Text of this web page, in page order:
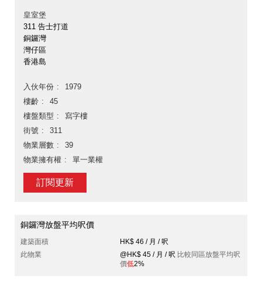
皇室堡
311 告士打道
銅鑼灣
灣仔區
香港島
入伙年份
1979
樓齡
45
樓盤類型
寫字樓
街號
311
物業層數
39
物業擁有權
單一業權
訂閱更新
銅鑼灣放盤平均呎價
建築面積
HK$ 46 / 月 / 呎
此物業
@HK$ 45 / 月 / 呎 比較同區放盤平均呎
價低2%